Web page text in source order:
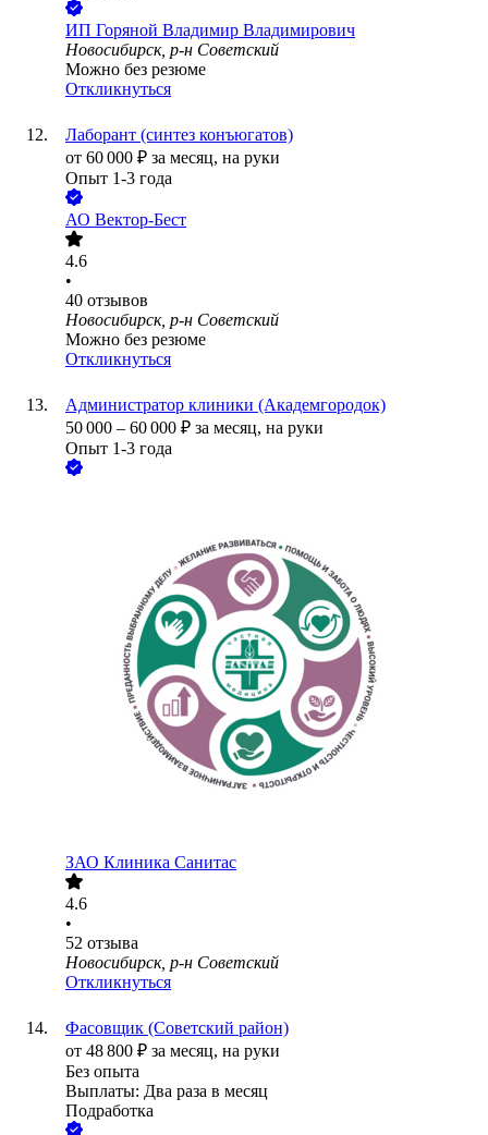
ИП Горяной Владимир Владимирович
Новосибирск, р-н Советский
Можно без резюме
Откликнуться
Лаборант (синтез конъюгатов)
от 60 000 ₽ за месяц, на руки
Опыт 1-3 года
АО Вектор-Бест
4.6
•
40 отзывов
Новосибирск, р-н Советский
Можно без резюме
Откликнуться
Администратор клиники (Академгородок)
50 000 – 60 000 ₽ за месяц, на руки
Опыт 1-3 года
ЗАО Клиника Санитас
4.6
•
52 отзыва
Новосибирск, р-н Советский
Откликнуться
Фасовщик (Советский район)
от 48 800 ₽ за месяц, на руки
Без опыта
Выплаты: Два раза в месяц
Подработка